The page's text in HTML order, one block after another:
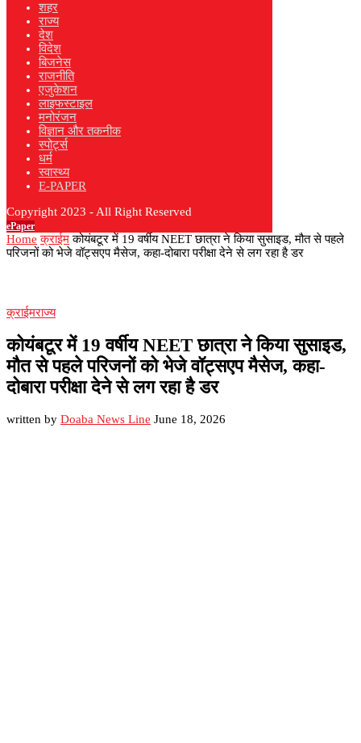
शहर
राज्य
देश
विदेश
बिजनेस
राजनीति
एजुकेशन
लाइफस्टाइल
मनोरंजन
विज्ञान और तकनीक
स्पोर्ट्स
धर्म
स्वास्थ्य
E-PAPER
Copyright 2023 - All Right Reserved
ePaper
Home क्राईम कोयंबटूर में 19 वर्षीय NEET छात्रा ने किया सुसाइड, मौत से पहले
परिजनों को भेजे वॉट्सएप मैसेज, कहा-दोबारा परीक्षा देने से लग रहा है डर
क्राईमराज्य
कोयंबटूर में 19 वर्षीय NEET छात्रा ने किया सुसाइड,
मौत से पहले परिजनों को भेजे वॉट्सएप मैसेज, कहा-
दोबारा परीक्षा देने से लग रहा है डर
written by Doaba News Line June 18, 2026